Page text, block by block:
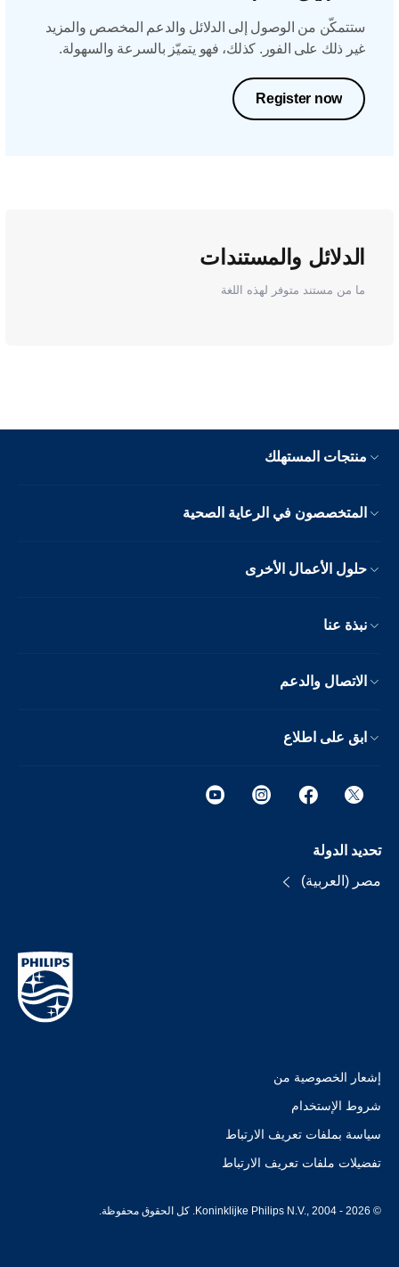
ستتمكّن من الوصول إلى الدلائل والدعم المخصص والمزيد
غير ذلك على الفور. كذلك، فهو يتميّز بالسرعة والسهولة.
Register now
الدلائل والمستندات
ما من مستند متوفر لهذه اللغة
منتجات المستهلك
المتخصصون في الرعاية الصحية
حلول الأعمال الأخرى
نبذة عنا
الاتصال والدعم
ابق على اطلاع
تحديد الدولة
مصر (العربية)
إشعار الخصوصية من
شروط الإستخدام
سياسة بملفات تعريف الارتباط
تفضيلات ملفات تعريف الارتباط
© Koninklijke Philips N.V., 2004 - 2026. كل الحقوق محفوظة.